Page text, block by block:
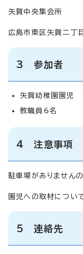
矢賀中央集会所
広島市東区矢賀二丁
3 参加者
矢賀幼稚園園児
教職員6名
4 注意事項
駐車場がありませんの
園児への取材につい
5 連絡先